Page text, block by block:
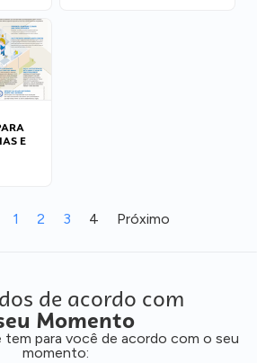
E
1 2 3 4 Próximo
de acordo com
Momento
tem para você de acordo com o seu
momento: